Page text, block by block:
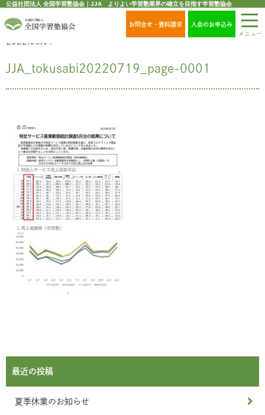
公益社団法人 全国学習塾協会｜JJA よりよい学習塾業界の確立を目指す学習塾協会
お問合せ・資料請求
入会のお申込み
メニュー
2022.08.01
JJA_tokusabi20220719_page-0001
最近の投稿
夏季休業のお知らせ